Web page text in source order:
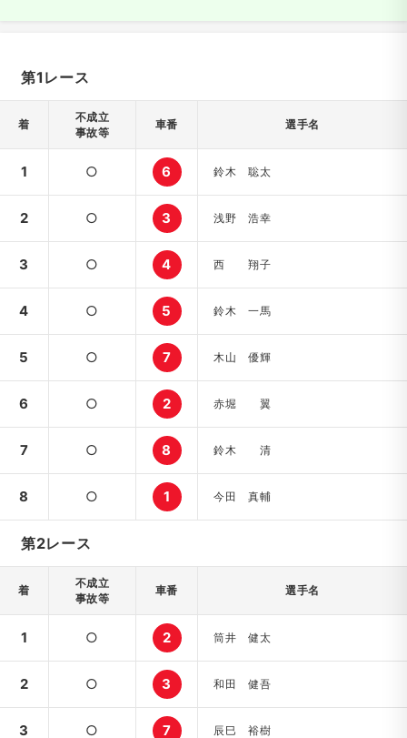
第1レース
着
不成立
事故等
車番 選手名
1 ○ 6 鈴木 聡太
2 ○ 3 浅野 浩幸
3 ○ 4 西 翔子
4 ○ 5 鈴木 一馬
5 ○ 7 木山 優輝
6 ○ 2 赤堀 翼
7 ○ 8 鈴木 清
8 ○ 1 今田 真輔
第2レース
着
不成立
事故等
車番 選手名
1 ○ 2 筒井 健太
2 ○ 3 和田 健吾
3 ○ 7 辰巳 裕樹